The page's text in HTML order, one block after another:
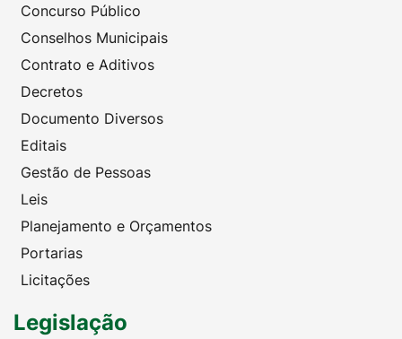
Concurso Público
Conselhos Municipais
Contrato e Aditivos
Decretos
Documento Diversos
Editais
Gestão de Pessoas
Leis
Planejamento e Orçamentos
Portarias
Licitações
Legislação